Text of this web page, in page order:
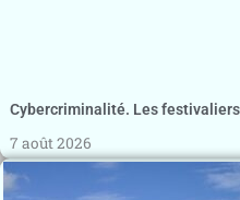
Cybercriminalité. Les
7 août 2026